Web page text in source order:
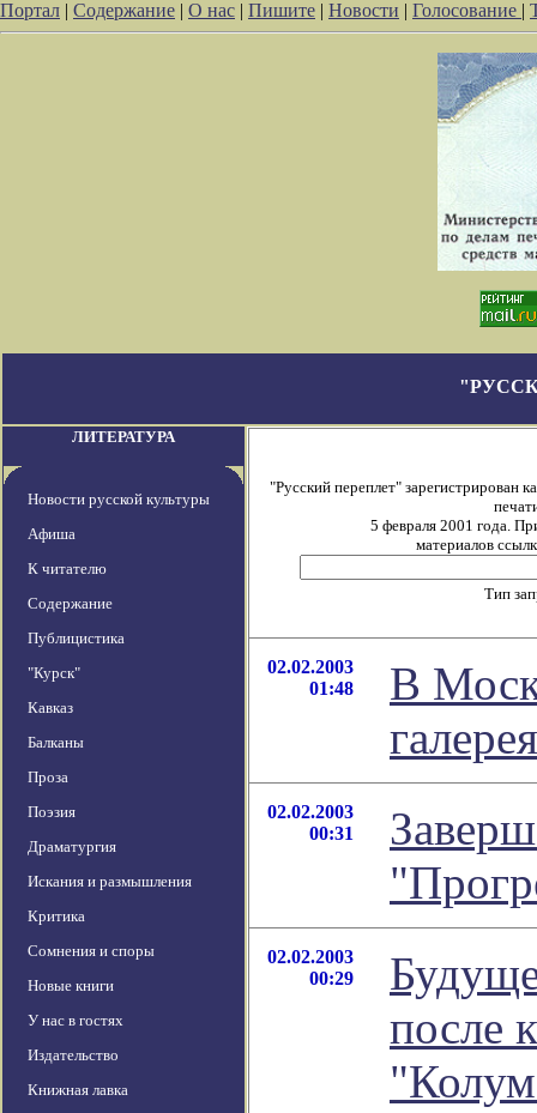
Портал | Содержание | О нас | Пишите | Новости | Голосование |
ЛИТЕРАТУРА
Новости русской культуры
Афиша
К читателю
Содержание
Публицистика
"Курск"
Кавказ
Балканы
Проза
Поэзия
Драматургия
Искания и размышления
Критика
Сомнения и споры
Новые книги
У нас в гостях
Издательство
Книжная лавка
"Русский переплет" зарегистрирован
5 февраля 2001 года.
материалов
Тип
02.02.2003
01:48
В
02.02.2003
00:31
02.02.2003
00:29
после